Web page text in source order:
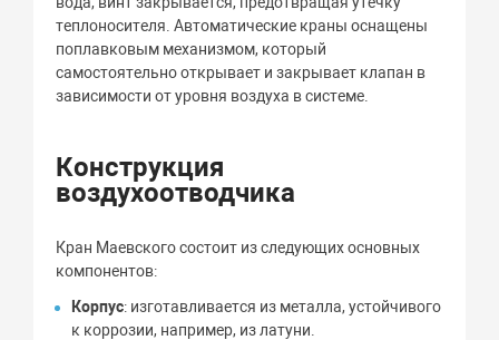
теплоносителя. Автоматические краны оснащены
поплавковым механизмом, который
самостоятельно открывает и закрывает клапан в
зависимости от уровня воздуха в системе.
Конструкция
воздухоотводчика
Кран Маевского состоит из следующих основных
компонентов:
Корпус: изготавливается из металла, устойчивого
к коррозии, например, из латуни.